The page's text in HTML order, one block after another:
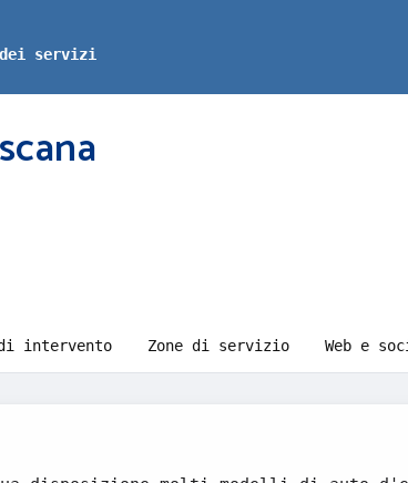
dei servizi
intervento Zone di servizio Web e